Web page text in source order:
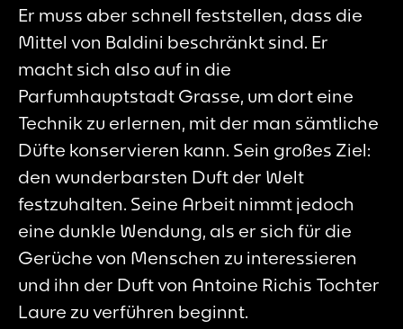
Er muss aber schnell feststellen, dass die
Mittel von Baldini beschränkt sind. Er
macht sich also auf in die
Parfumhauptstadt Grasse, um dort eine
Technik zu erlernen, mit der man sämtliche
Düfte konservieren kann. Sein großes Ziel:
den wunderbarsten Duft der Welt
festzuhalten. Seine Arbeit nimmt jedoch
eine dunkle Wendung, als er sich für die
Gerüche von Menschen zu interessieren
und ihn der Duft von Antoine Richis Tochter
Laure zu verführen beginnt.